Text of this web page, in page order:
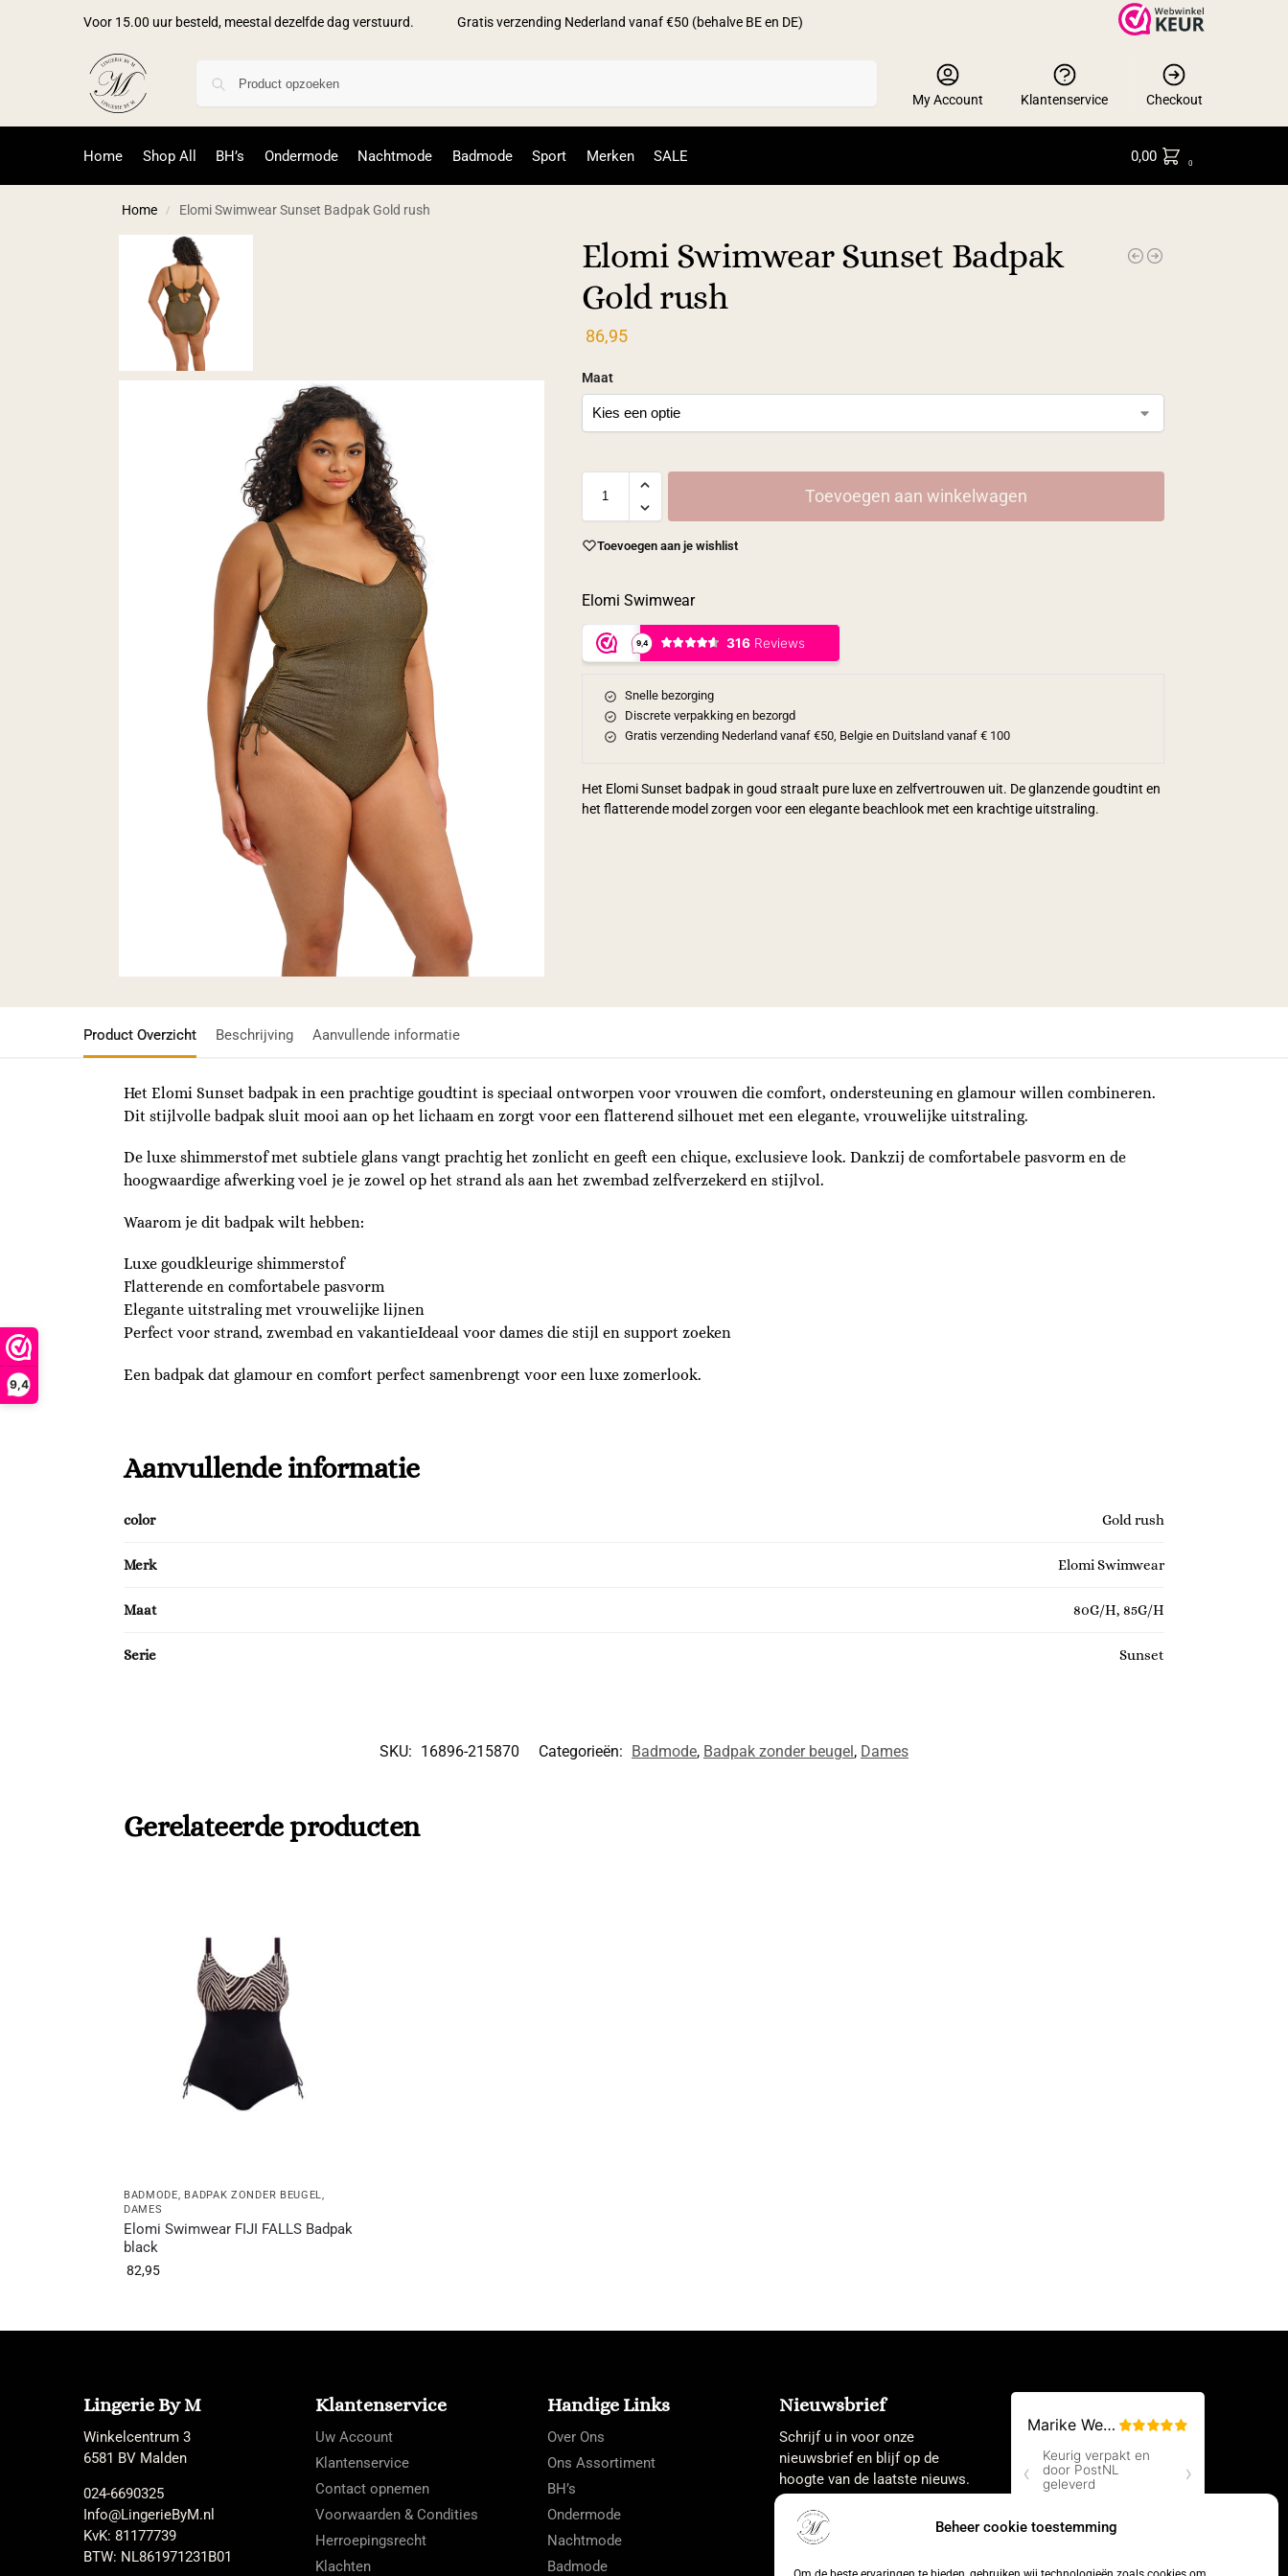
Beheer cookie toestemming
9,4
Voor 15.00 uur besteld, meestal dezelfde dag verstuurd. Gratis verzending Nederland vanaf €50 (behalve BE en DE)
My Account Klantenservice Checkout
Home Shop All BH’s Ondermode Nachtmode Badmode Sport Merken SALE 0,00 0
Home / Elomi Swimwear Sunset Badpak Gold rush
Elomi Swimwear Sunset Badpak
Gold rush
86,95
Maat
Toevoegen aan winkelwagen
Toevoegen aan je wishlist
Elomi Swimwear
Snelle bezorging
Discrete verpakking en bezorgd
Gratis verzending Nederland vanaf €50, Belgie en Duitsland vanaf € 100
Het Elomi Sunset badpak in goud straalt pure luxe en zelfvertrouwen uit. De glanzende goudtint en
het flatterende model zorgen voor een elegante beachlook met een krachtige uitstraling.
Product Overzicht Beschrijving Aanvullende informatie
Het Elomi Sunset badpak in een prachtige goudtint is speciaal ontworpen voor vrouwen die comfort, ondersteuning en glamour willen combineren.
Dit stijlvolle badpak sluit mooi aan op het lichaam en zorgt voor een flatterend silhouet met een elegante, vrouwelijke uitstraling.
De luxe shimmerstof met subtiele glans vangt prachtig het zonlicht en geeft een chique, exclusieve look. Dankzij de comfortabele pasvorm en de
hoogwaardige afwerking voel je je zowel op het strand als aan het zwembad zelfverzekerd en stijlvol.
Waarom je dit badpak wilt hebben:
Luxe goudkleurige shimmerstof
Flatterende en comfortabele pasvorm
Elegante uitstraling met vrouwelijke lijnen
Perfect voor strand, zwembad en vakantieIdeaal voor dames die stijl en support zoeken
Een badpak dat glamour en comfort perfect samenbrengt voor een luxe zomerlook.
Aanvullende informatie
color Gold rush
Merk Elomi Swimwear
Maat 80G/H, 85G/H
Serie Sunset
SKU: 16896-215870 Categorieën: Badmode, Badpak zonder beugel, Dames
Gerelateerde producten
BADMODE, BADPAK ZONDER BEUGEL,
DAMES
Elomi Swimwear FIJI FALLS Badpak
black
82,95
Lingerie By M
Winkelcentrum 3
6581 BV Malden
024-6690325
Info@LingerieByM.nl
KvK: 81177739
BTW: NL861971231B01
Klantenservice
Uw Account
Klantenservice
Contact opnemen
Voorwaarden & Condities
Herroepingsrecht
Klachten
Handige Links
Over Ons
Ons Assortiment
BH’s
Ondermode
Nachtmode
Badmode
Nieuwsbrief
Schrijf u in voor onze
nieuwsbrief en blijf op de
hoogte van de laatste nieuws.